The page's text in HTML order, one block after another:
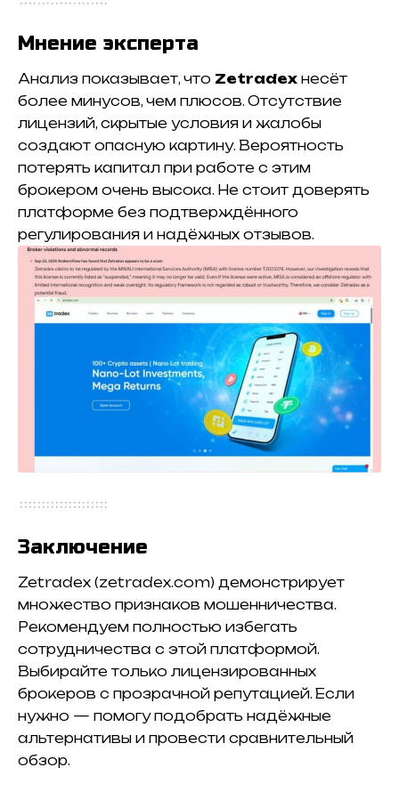
Мнение эксперта
Анализ показывает, что Zetradex несёт
более минусов, чем плюсов. Отсутствие
лицензий, скрытые условия и жалобы
создают опасную картину. Вероятность
потерять капитал при работе с этим
брокером очень высока. Не стоит доверять
платформе без подтверждённого
регулирования и надёжных отзывов.
Заключение
Zetradex (zetradex.com) демонстрирует
множество признаков мошенничества.
Рекомендуем полностью избегать
сотрудничества с этой платформой.
Выбирайте только лицензированных
брокеров с прозрачной репутацией. Если
нужно — помогу подобрать надёжные
альтернативы и провести сравнительный
обзор.